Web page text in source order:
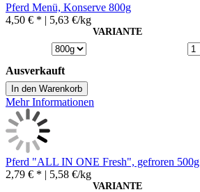
Pferd Menü, Konserve 800g
4,50 € * | 5,63 €/kg
VARIANTE
Ausverkauft
In den Warenkorb
Mehr Informationen
Pferd "ALL IN ONE Fresh", gefroren 500g
2,79 € * | 5,58 €/kg
VARIANTE